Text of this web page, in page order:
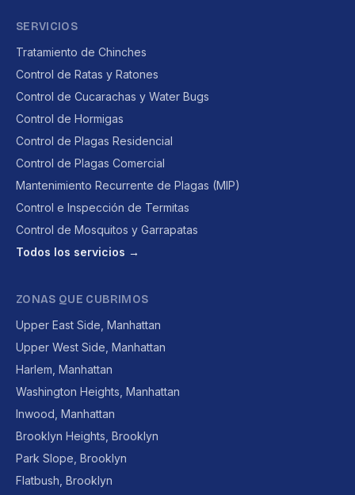
SERVICIOS
Tratamiento de Chinches
Control de Ratas y Ratones
Control de Cucarachas y Water Bugs
Control de Hormigas
Control de Plagas Residencial
Control de Plagas Comercial
Mantenimiento Recurrente de Plagas (MIP)
Control e Inspección de Termitas
Control de Mosquitos y Garrapatas
Todos los servicios →
ZONAS QUE CUBRIMOS
Upper East Side, Manhattan
Upper West Side, Manhattan
Harlem, Manhattan
Washington Heights, Manhattan
Inwood, Manhattan
Brooklyn Heights, Brooklyn
Park Slope, Brooklyn
Flatbush, Brooklyn